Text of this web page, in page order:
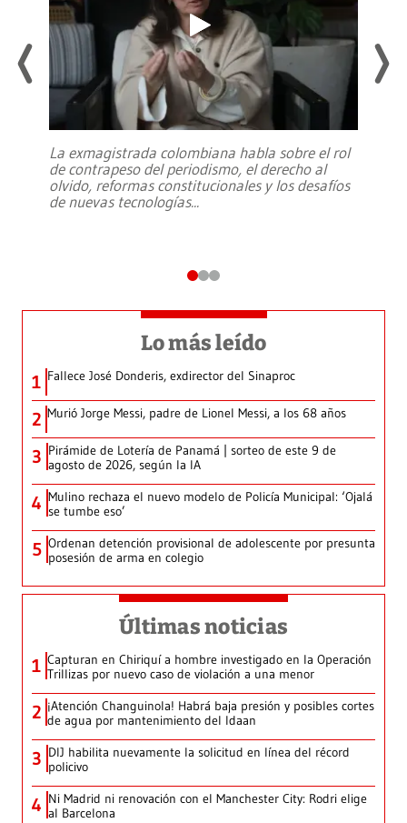
La exmagistrada colombiana habla sobre el rol
de contrapeso del periodismo, el derecho al
olvido, reformas constitucionales y los desafíos
de nuevas tecnologías...
Lo más leído
1 Fallece José Donderis, exdirector del Sinaproc
2 Murió Jorge Messi, padre de Lionel Messi, a los 68 años
3 Pirámide de Lotería de Panamá | sorteo de este 9 de
agosto de 2026, según la IA
4 Mulino rechaza el nuevo modelo de Policía Municipal: ‘Ojalá
se tumbe eso’
5 Ordenan detención provisional de adolescente por presunta
posesión de arma en colegio
Últimas noticias
1 Capturan en Chiriquí a hombre investigado en la Operación
Trillizas por nuevo caso de violación a una menor
2 ¡Atención Changuinola! Habrá baja presión y posibles cortes
de agua por mantenimiento del Idaan
3 DIJ habilita nuevamente la solicitud en línea del récord
policivo
4 Ni Madrid ni renovación con el Manchester City: Rodri elige
al Barcelona